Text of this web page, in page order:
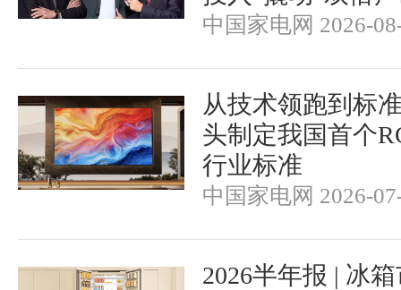
中国家电网 2026-
从技术领跑到标
头制定我国首个
行业标准
中国家电网 2026-
2026半年报 | 冰